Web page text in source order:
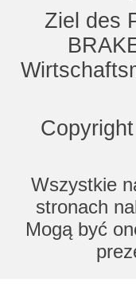
Ziel des
Wszystkie
stronach
Mogą być